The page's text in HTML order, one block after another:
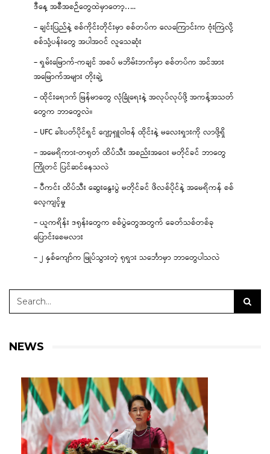
ဒီနေ့ အစီအစဉ်တွေထဲမှာတော့…..
– ချင်းပြည်နဲ့ စစ်ကိုင်းတိုင်းမှာ စစ်တပ်က လေကြောင်းက ဗုံးကြဲလို့
စစ်သုံ့ပန်းတွေ အပါအဝင် လူသေဆုံး
– ရှမ်းမြောက်-ကချင် အစပ် မဘိမ်းဘက်မှာ စစ်တပ်က အင်အား
အမြောက်အများ တိုးချဲ့
– ထိုင်းရောက် မြန်မာတွေ လုံခြုံရေးနဲ့ အလုပ်လုပ်ဖို့ အကန့်အသတ်
တွေက ဘာတွေလဲ။
– UFC ခါးပတ်ပိုင်ရှင် ဂျော့ရှူဝါဗန် ထိုင်းနဲ့ မလေးရှားကို လာဖို့ရှိ
– အမေရိကား-တရုတ် ထိပ်သီး အစည်းအဝေး မတိုင်ခင် ဘာတွေ
ကြိုတင် ပြင်ဆင်နေသလဲ
– ပီကင်း ထိပ်သီး ဆွေးနွေးပွဲ မတိုင်ခင် ဖိလစ်ပိုင်နဲ့ အမေရိကန် စစ်
လေ့ကျင့်မှု
– ယူကရိန်း ဒရုန်းတွေက စစ်ပွဲတွေအတွက် ခေတ်သစ်တစ်ခု
ပြောင်းစေမလား
– ၂ နှစ်ကျော်က မြုပ်သွားတဲ့ ရုရှား သင်္ဘောမှာ ဘာတွေပါသလဲ
NEWS